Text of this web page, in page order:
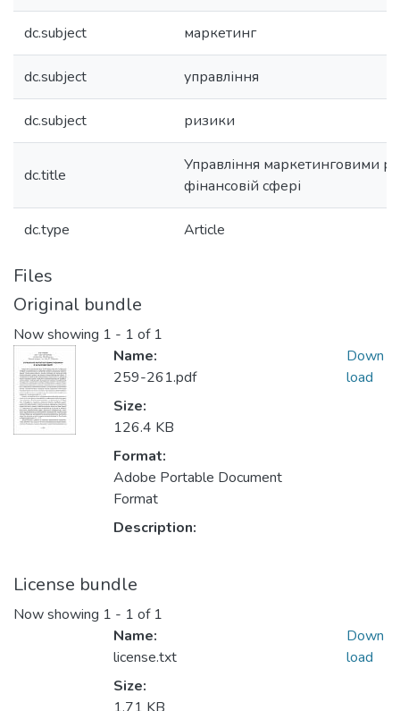
dc.subject маркетинг
dc.subject управління
dc.subject ризики
dc.title
Управління маркетинговими
фінансовій сфері
dc.type Article
Files
Original bundle
Now showing 1 - 1 of 1
Name:
259-261.pdf
Size:
126.4 KB
Format:
Adobe Portable Document
Format
Description:
Down
load
License bundle
Now showing 1 - 1 of 1
Name:
license.txt
Size:
Down
load